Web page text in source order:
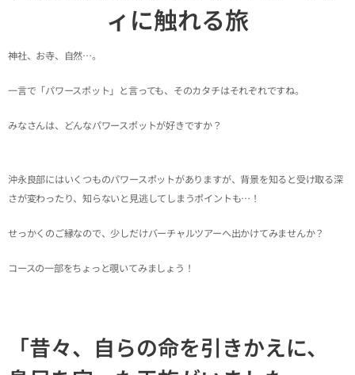
ィに触れる旅
神社、お寺、自然…。
一言で「パワースポット」と言っても、そのカタチはそれぞれですね。
みなさんは、どんなパワースポットが好きですか？
沖永良部にはいくつものパワースポットがありますが、背景を知ると受け取る深
さが変わったり、知らないと見逃してしまうポイントも…！
せっかくのご縁なので、少しだけバーチャルツアーへ出かけてみませんか？
コースの一部をちょっと覗いてみましょう！
「昔々、自らの命を引きかえに、